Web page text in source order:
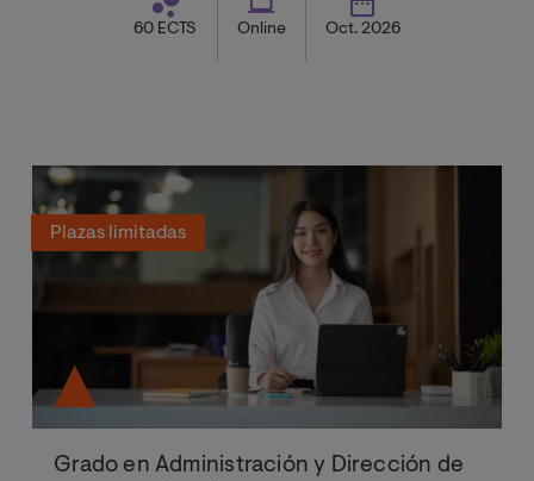
60 ECTS Online Oct. 2026
Plazas limitadas
Grado en Administración y Dirección de